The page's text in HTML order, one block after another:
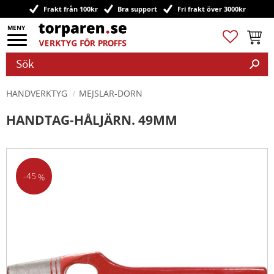
Meny
Frakt från 100kr Bra support Fri frakt över 3000kr
Favoriter
HANDVERKTYG MEJSLAR-DORN
HANDTAG-HÅLJÄRN. 49MM
45 %